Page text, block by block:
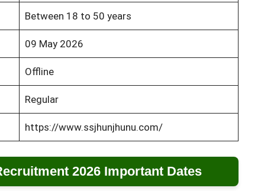
Between 18 to 50 years
09 May 2026
Offline
Regular
https://www.ssjhunjhunu.com/
2026 Important Dates